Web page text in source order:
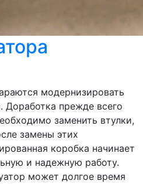
модернизировать
Доработка прежде всего
заменить втулки,
замены этих
коробка начинает
и надежную работу.
может долгое время